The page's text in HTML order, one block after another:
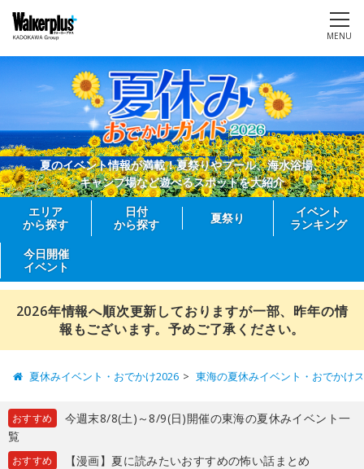
MENU
夏のイベント情報が満載！夏祭りやプール、海水浴場、
キャンプ場など遊べるスポットを大紹介
エリア
から探す
日付
から探す
夏祭り
イベント
ランキング
今日開催
イベント
2026年情報へ順次更新しておりますが一部、昨年の情
報もございます。予めご了承ください。
夏休みイベント・おでかけ2026 東海の夏休みイベント・おでかけ
おすすめ
今週末8/8(土)～8/9(日)開催の東海の夏休みイベント一
覧
おすすめ 【漫画】夏に読みたいおすすめの怖い話まとめ